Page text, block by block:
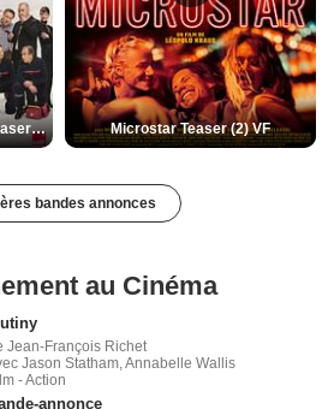
De la Comédie-Française Teaser (3) VF Microstar Teaser (2) VF
bandes annonces
au Cinéma
Jean-François Richet
Jason Statham, Annabelle Wallis
- Action
annonce